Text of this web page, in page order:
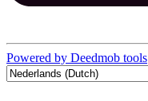
Powered by Deedmob tools